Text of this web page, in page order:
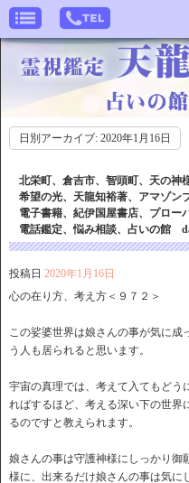
日別アーカイブ: 2020年1月16日
北栄町、倉吉市、智頭町、天の神
希望の光、天龍知裕著、アマゾン
電子書籍、紀伊国屋書店、プロ
電話鑑定、悩み相談、占いの館
投稿日 2020年1月16日
心の在り方、考え方＜９７２＞
この娑婆世界は娘さんの事が気に
う人も居られると思います。
宇宙の真理では、考えて入てもどう
ればするほど、考える深い下の世界
るのですと教えられます。
娘さんの事は守護神様にしっかり御
様に、出来るだけ娘さんの事は気に